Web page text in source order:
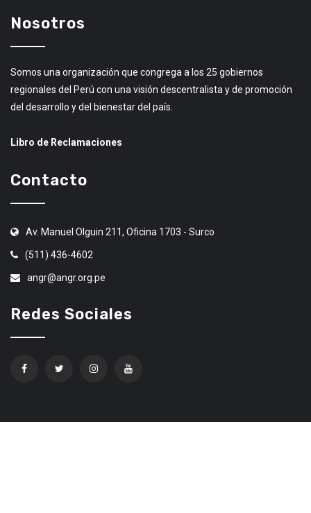
Nosotros
Somos una organización que congrega a los 25 gobiernos
regionales del Perú con una visión descentralista y de promoción
del desarrollo y del bienestar del país.
Libro de Reclamaciones
Contacto
Av. Manuel Olguin 211, Oficina 1703 - Surco
(511) 436-4602
angr@angr.org.pe
Redes Sociales